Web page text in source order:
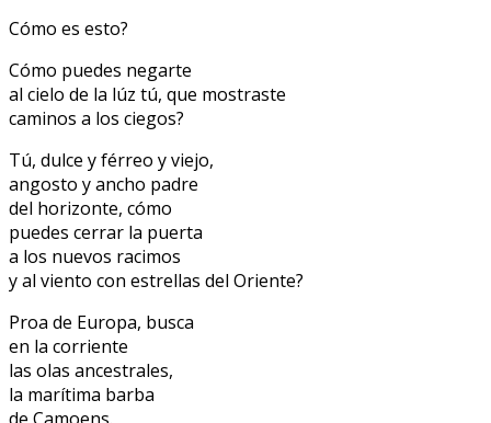
Cómo es esto?
Cómo puedes negarte
al cielo de la lúz tú, que mostraste
caminos a los ciegos?
Tú, dulce y férreo y viejo,
angosto y ancho padre
del horizonte, cómo
puedes cerrar la puerta
a los nuevos racimos
y al viento con estrellas del Oriente?
Proa de Europa, busca
en la corriente
las olas ancestrales,
la marítima barba